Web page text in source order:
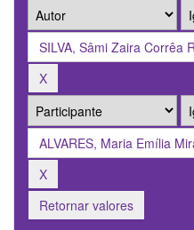
Retornar valores